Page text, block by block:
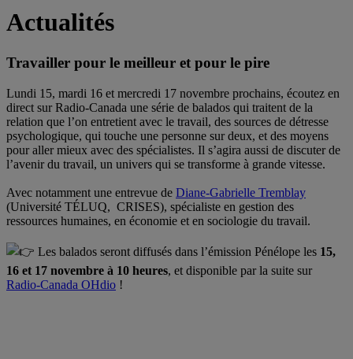
Actualités
Travailler pour le meilleur et pour le pire
Lundi 15, mardi 16 et mercredi 17 novembre prochains, écoutez en
direct surRadio-Canada une série de balados qui traitent de la
relation que l’on entretient avec le travail, des sources de détresse
psychologique, qui touche une personne sur deux, et des moyens
pour aller mieux avec des spécialistes. Il s’agira aussi de discuter de
l’avenir du travail, un univers qui se transforme à grande vitesse.
Avec notamment une entrevue de Diane-Gabrielle Tremblay
(Université TÉLUQ, CRISES), spécialiste en gestion des
ressources humaines, en économie et en sociologie du travail.
Les balados seront diffusés dans l’émission Pénélope les 15,
16 et 17 novembre à 10 heures, et disponible par la suite sur
Radio-Canada OHdio !